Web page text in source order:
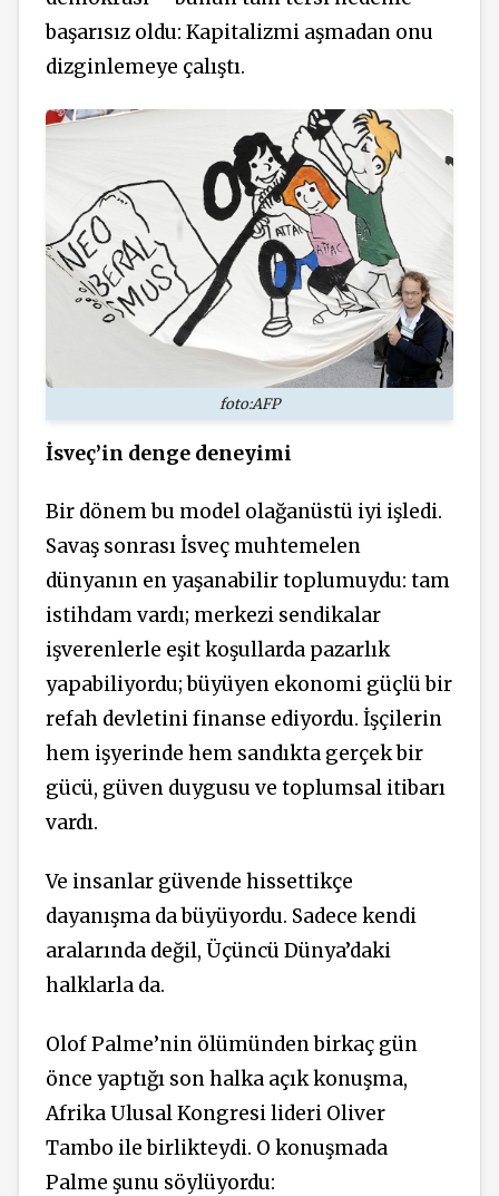
başarısız oldu: Kapitalizmi aşmadan onu
dizginlemeye çalıştı.
foto:AFP
İsveç’in denge deneyimi
Bir dönem bu model olağanüstü iyi işledi.
Savaş sonrası İsveç muhtemelen
dünyanın en yaşanabilir toplumuydu: tam
istihdam vardı; merkezi sendikalar
işverenlerle eşit koşullarda pazarlık
yapabiliyordu; büyüyen ekonomi güçlü bir
refah devletini finanse ediyordu. İşçilerin
hem işyerinde hem sandıkta gerçek bir
gücü, güven duygusu ve toplumsal itibarı
vardı.
Ve insanlar güvende hissettikçe
dayanışma da büyüyordu. Sadece kendi
aralarında değil, Üçüncü Dünya’daki
halklarla da.
Olof Palme’nin ölümünden birkaç gün
önce yaptığı son halka açık konuşma,
Afrika Ulusal Kongresi lideri Oliver
Tambo ile birlikteydi. O konuşmada
Palme şunu söylüyordu: